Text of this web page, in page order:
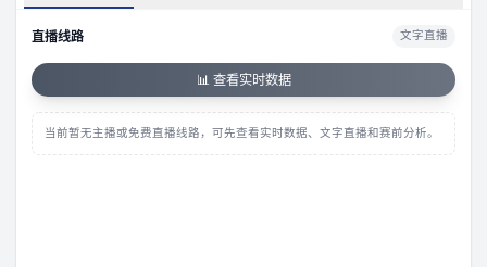
直播线路 文字直播
📊 查看实时数据
当前暂无主播或免费直播线路，可先查看实时数据、文字直播和赛前分析。